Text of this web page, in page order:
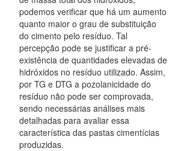
podemos verificar que há um aumento
quanto maior o grau de substituição
do cimento pelo resíduo. Tal
percepção pode se justificar a pré-
existência de quantidades elevadas de
hidróxidos no resíduo utilizado. Assim,
por TG e DTG a pozolanicidade do
resíduo não pode ser comprovada,
sendo necessárias análises mais
detalhadas para avaliar essa
característica das pastas cimentícias
produzidas.